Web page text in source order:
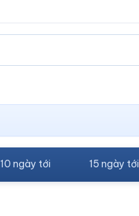
10 ngày tới 15 ngày tới